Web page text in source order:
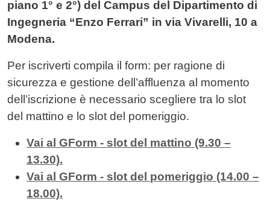
piano 1° e 2°) del Campus del Dipartimento di
Ingegneria “Enzo Ferrari” in via Vivarelli, 10 a
Modena.
Per iscriverti compila il form: per ragione di
sicurezza e gestione dell’affluenza al momento
dell’iscrizione è necessario scegliere tra lo slot
del mattino e lo slot del pomeriggio.
Vai al GForm - slot del mattino (9.30 –
13.30).
Vai al GForm - slot del pomeriggio (14.00 –
18.00).